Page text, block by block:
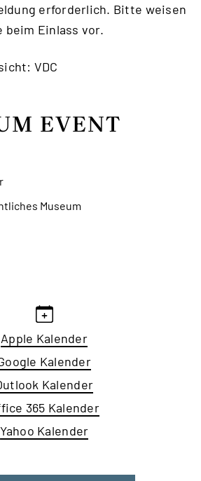
erforderlich. Bitte weisen
beim Einlass vor.
VDC
EVENT
Museum
Apple Kalender
Kalender
Kalender
365 Kalender
Yahoo Kalender